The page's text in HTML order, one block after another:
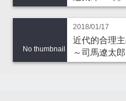
No thumbnail
2018/01/17
近代的合理
～司馬遼太